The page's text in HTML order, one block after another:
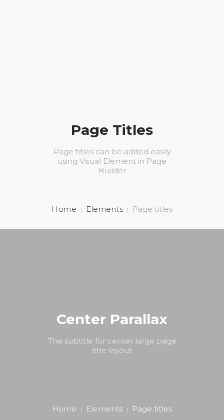
Page Titles
Page titles can be added easily
using Visual Element in Page
Builder
Home Elements Page titles
Center Parallax
The subtitle for center large page
title layout
Home Elements Page titles